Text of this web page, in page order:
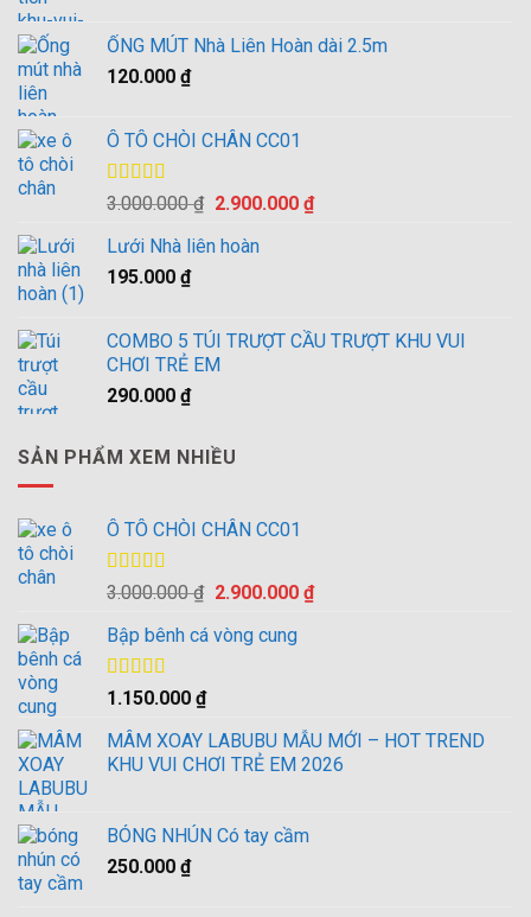
10.500.000 ₫.là:
ỐNG MÚT Nhà Liên Hoàn dài 2.5m
120.000 ₫
Ô TÔ CHÒI CHÂN CC01
Được xếp
5 sao
3.000.000₫ Giá
là:
2.900.000 ₫Giá
Lưới Nhà liên hoàn
195.000 ₫
COMBO 5 TÚI TRƯỢT CẦU TRƯỢT KHU VUI
CHƠI TRẺ EM
290.000 ₫
SẢN PHẨM XEM NHIỀU
Ô TÔ CHÒI CHÂN CC01
Được xếp
5 sao
3.000.000₫ Giá
là:
2.900.000 ₫Giá
Bập bênh cá vòng cung
Được xếp
5 sao
1.150.000 ₫
MÂM XOAY LABUBU MẪU MỚI – HOT TREND
KHU VUI CHƠI TRẺ EM 2026
BÓNG NHÚN Có tay cầm
250.000 ₫